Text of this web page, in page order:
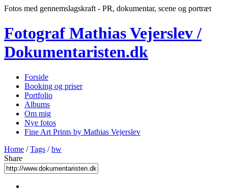
Fotos med gennemslagskraft - PR, dokumentar, scene og portræt
Fotograf Mathias Vejerslev /
Dokumentaristen.dk
Forside
Booking og priser
Portfolio
Albums
Om mig
Nye fotos
Fine Art Prints by Mathias Vejerslev
Home /Tags /bw
Share